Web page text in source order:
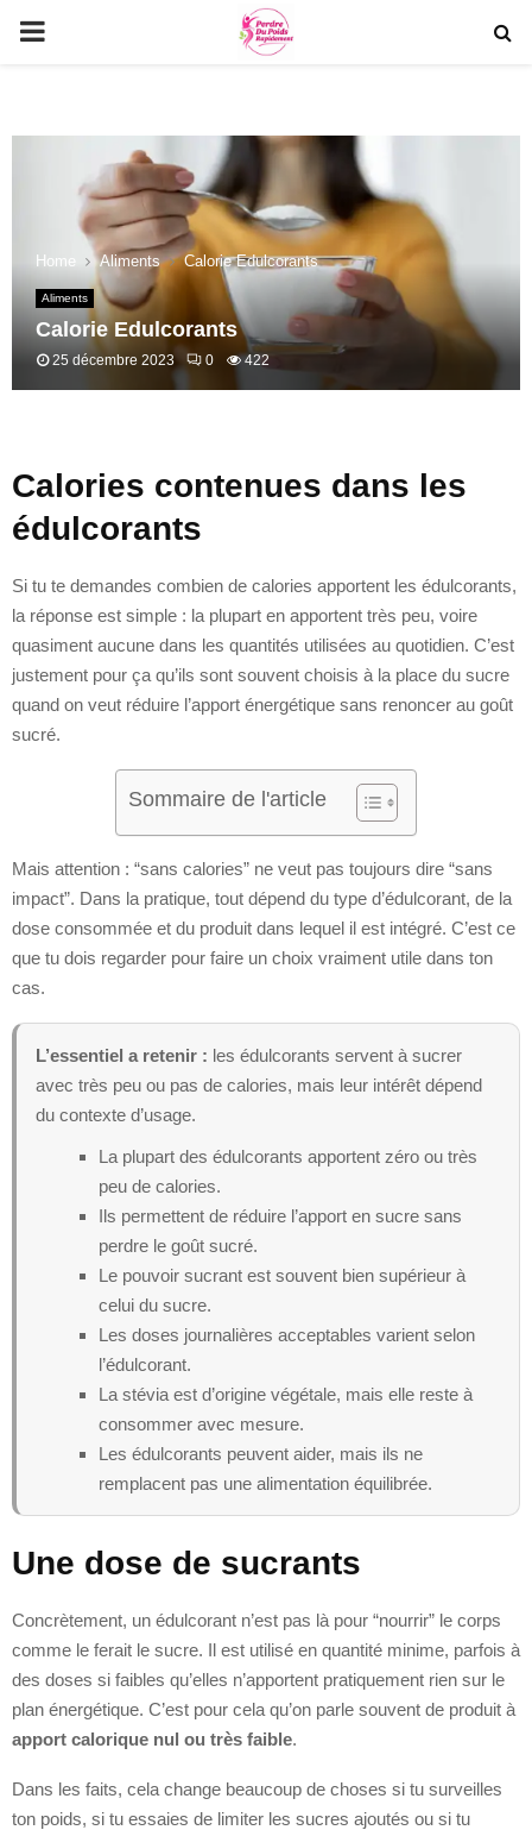
PRIMARY
Home Aliments Calorie Edulcorants
Aliments
Calorie Edulcorants
25 décembre 2023 0 422
Calories contenues dans les
édulcorants
Si tu te demandes combien de calories apportent les édulcorants,
la réponse est simple : la plupart en apportent très peu, voire
quasiment aucune dans les quantités utilisées au quotidien. C’est
justement pour ça qu’ils sont souvent choisis à la place du sucre
quand on veut réduire l’apport énergétique sans renoncer au goût
sucré.
Sommaire de l'article
Mais attention : “sans calories” ne veut pas toujours dire “sans
impact”. Dans la pratique, tout dépend du type d’édulcorant, de la
dose consommée et du produit dans lequel il est intégré. C’est ce
que tu dois regarder pour faire un choix vraiment utile dans ton
cas.
L’essentiel a retenir : les édulcorants servent à sucrer
avec très peu ou pas de calories, mais leur intérêt dépend
du contexte d’usage.
La plupart des édulcorants apportent zéro ou très
peu de calories.
Ils permettent de réduire l’apport en sucre sans
perdre le goût sucré.
Le pouvoir sucrant est souvent bien supérieur à
celui du sucre.
Les doses journalières acceptables varient selon
l’édulcorant.
La stévia est d’origine végétale, mais elle reste à
consommer avec mesure.
Les édulcorants peuvent aider, mais ils ne
remplacent pas une alimentation équilibrée.
Une dose de sucrants
Concrètement, un édulcorant n’est pas là pour “nourrir” le corps
comme le ferait le sucre. Il est utilisé en quantité minime, parfois à
des doses si faibles qu’elles n’apportent pratiquement rien sur le
plan énergétique. C’est pour cela qu’on parle souvent de produit à
apport calorique nul ou très faible.
Dans les faits, cela change beaucoup de choses si tu surveilles
ton poids, si tu essaies de limiter les sucres ajoutés ou si tu